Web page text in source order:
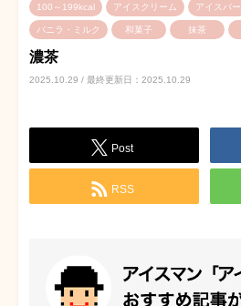
100～199kcal アイスクリーム アイスバー
バニラ・ミルク 和菓子 抹茶
濃茶
2025.10.29 / 最終更新日：2025.10.29
Post
RSS